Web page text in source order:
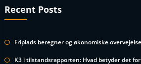
Recent Posts
Friplads beregner og økonomiske
K3 i tilstandsrapporten: Hvad betyder det